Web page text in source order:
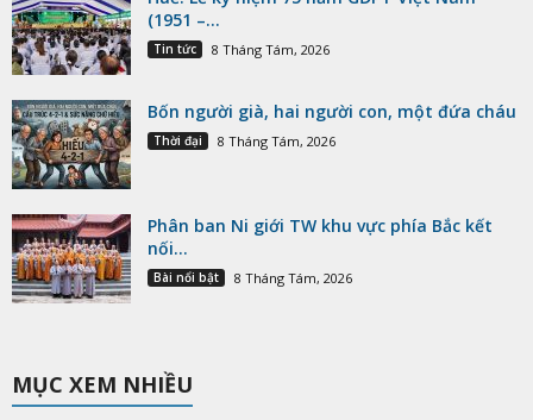
(1951 –...
Tin tức 8 Tháng Tám, 2026
Bốn người già, hai người con, một đứa cháu
Thời đại 8 Tháng Tám, 2026
Phân ban Ni giới TW khu vực phía Bắc kết
nối...
Bài nổi bật 8 Tháng Tám, 2026
MỤC XEM NHIỀU